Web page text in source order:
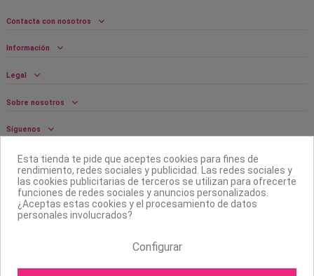
Contacta con nosotros
Información
Legal
Sobre nosotros
Síguenos
Boletín
Esta tienda te pide que aceptes cookies para fines de
rendimiento, redes sociales y publicidad. Las redes sociales y
las cookies publicitarias de terceros se utilizan para ofrecerte
funciones de redes sociales y anuncios personalizados.
¿Aceptas estas cookies y el procesamiento de datos
personales involucrados?
Configurar